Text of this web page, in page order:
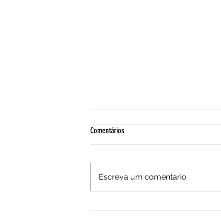
Comentários
Escreva um comentário